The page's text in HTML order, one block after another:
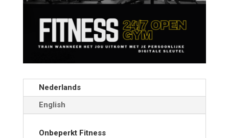
Nederlands
English
Onbeperkt Fitness